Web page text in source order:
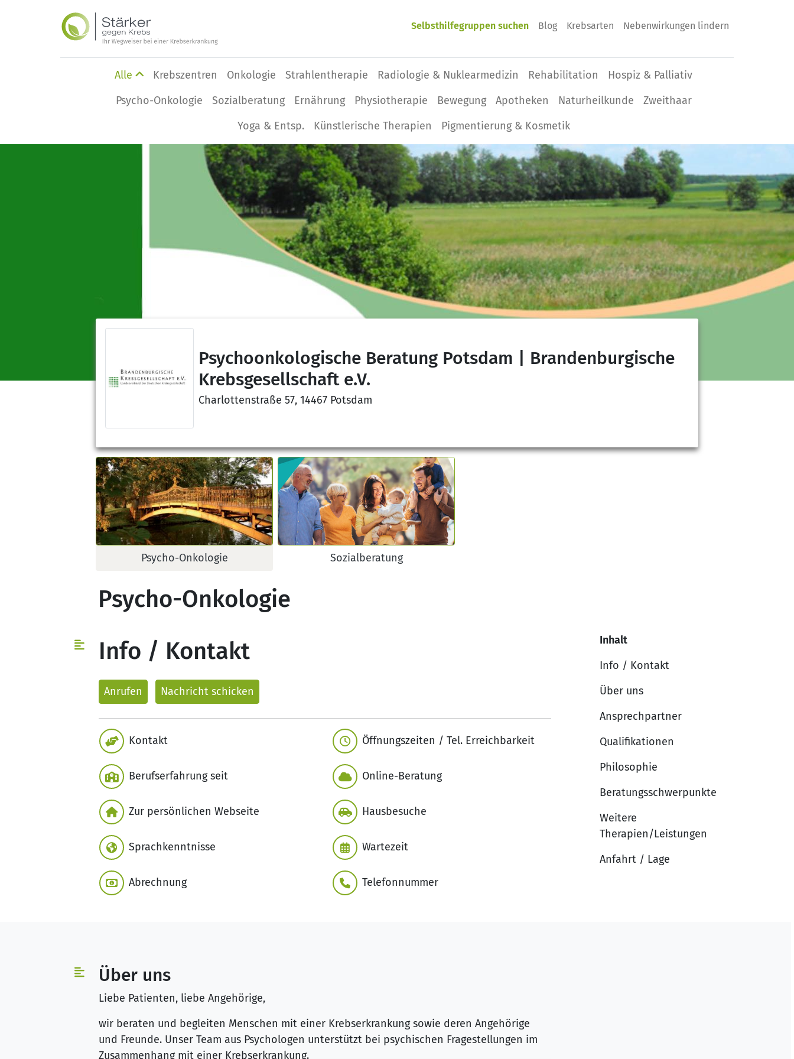
Selbsthilfegruppen suchen Blog Krebsarten Nebenwirkungen lindern
Alle Krebszentren Onkologie Strahlentherapie Radiologie & Nuklearmedizin Rehabilitation
Hospiz & Palliativ
Psycho-Onkologie
Sozialberatung Ernährung Physio­therapie Bewegung Apotheken Naturheilkunde
Zweithaar
Yoga & Entsp.
Künstlerische Therapien Pigmentierung & Kosmetik
Psychoonkologische Beratung Potsdam | Brandenburgische
Krebsgesellschaft e.V.
Charlottenstraße 57, 14467 Potsdam
Psycho-Onkologie Sozialberatung
Psycho-Onkologie
Info / Kontakt
Anrufen Nachricht schicken
Kontakt
Berufserfahrung seit
Zur persönlichen Webseite
Sprachkenntnisse
Abrechnung
Öffnungszeiten / Tel. Erreichbarkeit
Online-Beratung
Hausbesuche
Wartezeit
Telefonnummer
Über uns
Liebe Patienten, liebe Angehörige,
wir beraten und begleiten Menschen mit einer Krebserkrankung sowie deren Angehörige
und Freunde. Unser Team aus Psychologen unterstützt bei psychischen Fragestellungen im
Zusammenhang mit einer Krebserkrankung.
Inhalt
Info / Kontakt
Über uns
Ansprechpartner
Qualifikationen
Philosophie
Beratungsschwerpunkte
Weitere
Therapien/Leistungen
Anfahrt / Lage